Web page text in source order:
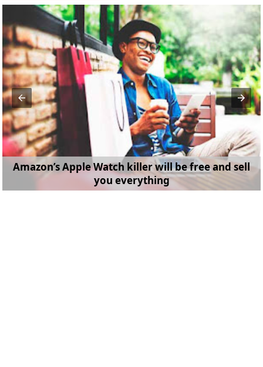
Amazon’s Apple Watch killer will be free and sell
you everything